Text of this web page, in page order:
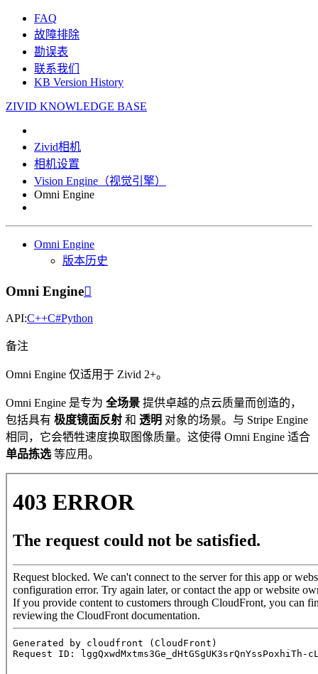
FAQ
故障排除
勘误表
联系我们
KB Version History
ZIVID KNOWLEDGE BASE
Zivid相机
相机设置
Vision Engine（视觉引擎）
Omni Engine
Omni Engine
版本历史
Omni Engine
API:C++C#Python
备注
Omni Engine 仅适用于 Zivid 2+。
Omni Engine 是专为 全场景 提供卓越的点云质量而创造的，
包括具有 极度镜面反射 和 透明 对象的场景。与 Stripe Engine
相同，它会牺牲速度换取图像质量。这使得 Omni Engine 适合
单品拣选 等应用。